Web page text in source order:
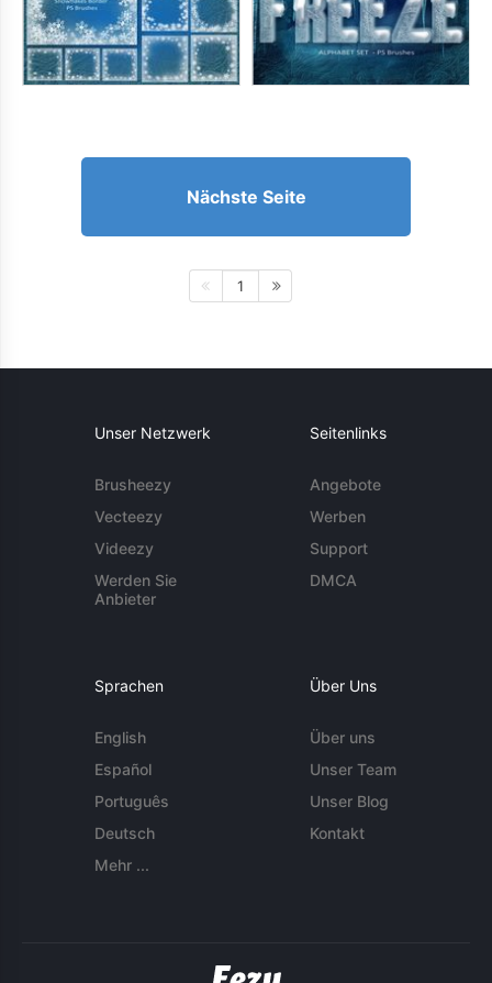
Nächste Seite
1
Unser Netzwerk
Brusheezy
Vecteezy
Videezy
Werden Sie
Anbieter
Seitenlinks
Angebote
Werben
Support
DMCA
Sprachen
English
Español
Português
Deutsch
Mehr ...
Über Uns
Über uns
Unser Team
Unser Blog
Kontakt